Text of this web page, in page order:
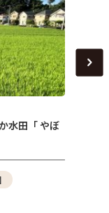
業の未来を考
ベント～
消